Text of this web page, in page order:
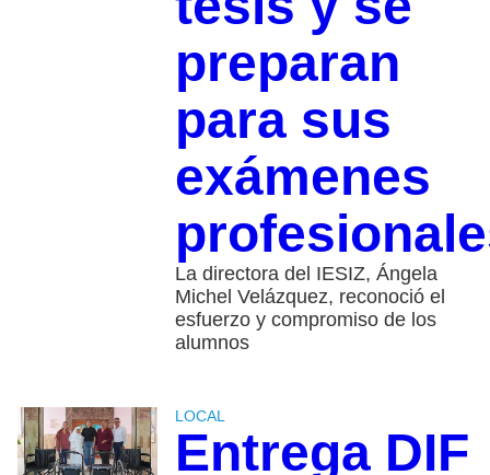
preparan
para sus
exámenes
La directora del IESIZ, Ángela
Michel Velázquez, reconoció el
esfuerzo y compromiso de los
alumnos
LOCAL
Entrega DIF